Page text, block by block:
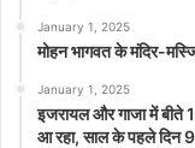
January 1, 2025
मोहन भागवत के मंदिर-
January 1, 2025
इजरायल और गाजा में बीते
आ रहा, साल के पहले दिन 9